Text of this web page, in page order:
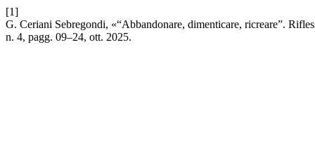
[1]
G. Ceriani Sebregondi, «“Abbandonare, dimenticare, ricreare”.
n. 4, pagg. 09–24, ott. 2025.